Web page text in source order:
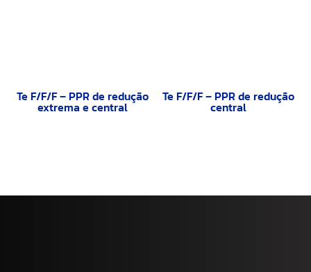
Te F/F/F – PPR de redução
extrema e central
Te F/F/F – PPR de redução
central